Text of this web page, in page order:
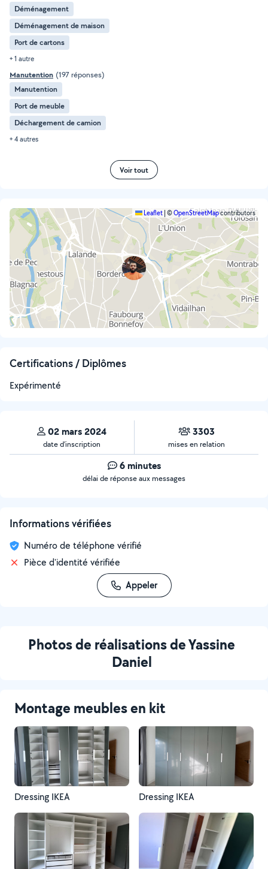
Déménagement
Déménagement de maison
Port de cartons
+ 1 autre
Manutention (197 réponses)
Manutention
Port de meuble
Déchargement de camion
+ 4 autres
Voir tout
Leaflet ©OpenStreetMapcontributors
Certifications / Diplômes
Expérimenté
02 mars 2024
date d’inscription
3303
mises en relation
6 minutes
délai de réponse aux messages
Informations vérifiées
Numéro de téléphone vérifié
Pièce d'identité vérifiée
Appeler
Photos de réalisations de Yassine
Daniel
Montage meubles en kit
Dressing IKEA Dressing IKEA